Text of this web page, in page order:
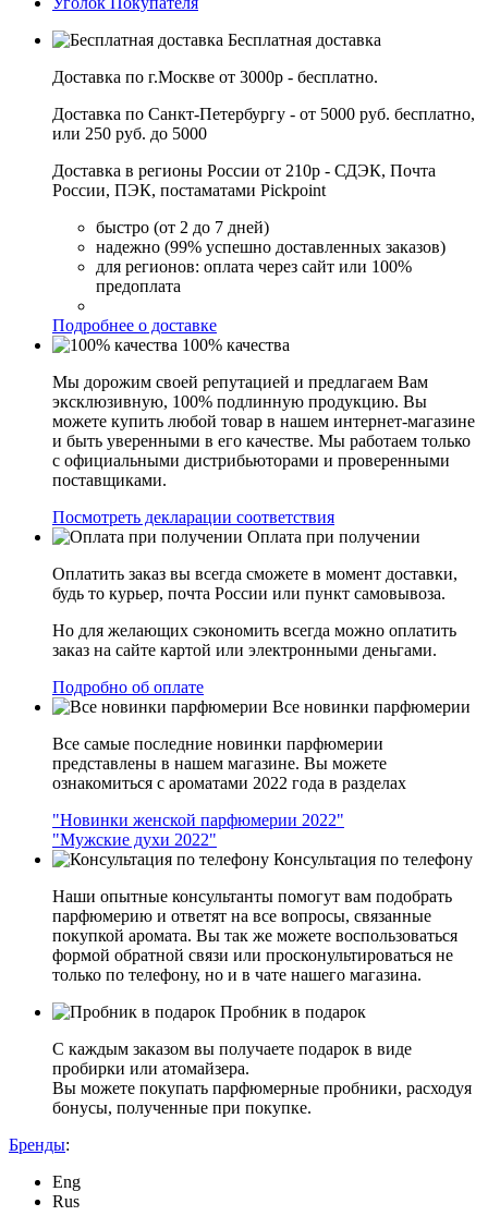
Бесплатная доставка
Доставка по г.Москве от 3000р - бесплатно.
Доставка по Санкт-Петербургу - от 5000 руб. бесплатно,
или 250 руб. до 5000
Доставка в регионы России от 210р - СДЭК, Почта
России, ПЭК, постаматами Pickpoint
быстро (от 2 до 7 дней)
надежно (99% успешно доставленных заказов)
для регионов: оплата через сайт или 100%
предоплата
Подробнее о доставке
100% качества
Мы дорожим своей репутацией и предлагаем Вам
эксклюзивную, 100% подлинную продукцию. Вы
можете купить любой товар в нашем интернет-магазине
и быть уверенными в его качестве. Мы работаем только
с официальными дистрибьюторами и проверенными
поставщиками.
Посмотреть декларации соответствия
Оплата при получении
Оплатить заказ вы всегда сможете в момент доставки,
будь то курьер, почта России или пункт самовывоза.
Но для желающих сэкономить всегда можно оплатить
заказ на сайте картой или электронными деньгами.
Подробно об оплате
Все новинки парфюмерии
Все самые последние новинки парфюмерии
представлены в нашем магазине. Вы можете
ознакомиться с ароматами 2022 года в разделах
"Новинки женской парфюмерии 2022"
"Мужские духи 2022"
Консультация по телефону
Наши опытные консультанты помогут вам подобрать
парфюмерию и ответят на все вопросы, связанные
покупкой аромата. Вы так же можете воспользоваться
формой обратной связи или просконультироваться не
только по телефону, но и в чате нашего магазина.
Пробник в подарок
С каждым заказом вы получаете подарок в виде
пробирки или атомайзера.
Вы можете покупать парфюмерные пробники, расходуя
бонусы, полученные при покупке.
Бренды:
Eng
Rus